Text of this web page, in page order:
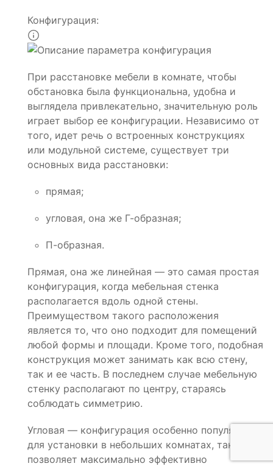
Конфигурация:
При расстановке мебели в комнате, чтобы
обстановка была функциональна, удобна и
выглядела привлекательно, значительную роль
играет выбор ее конфигурации. Независимо от
того, идет речь о встроенных конструкциях
или модульной системе, существует три
основных вида расстановки:
прямая;
угловая, она же Г-образная;
П-образная.
Прямая, она же линейная — это самая простая
конфигурация, когда мебельная стенка
располагается вдоль одной стены.
Преимуществом такого расположения
является то, что оно подходит для помещений
любой формы и площади. Кроме того, подобная
конструкция может занимать как всю стену,
так и ее часть. В последнем случае мебельную
стенку располагают по центру, стараясь
соблюдать симметрию.
Угловая — конфигурация особенно популярная
для установки в небольших комнатах, так как
позволяет максимально эффективно